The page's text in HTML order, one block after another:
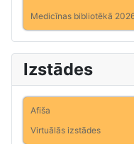
Medicīnas bibliotēkā
Izstādes
Afiša
Virtuālās izstādes